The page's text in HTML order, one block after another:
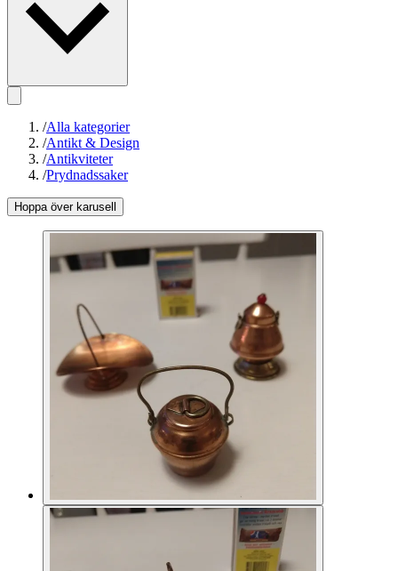
/Alla kategorier
/Antikt & Design
/Antikviteter
/Prydnadssaker
Hoppa över karusell